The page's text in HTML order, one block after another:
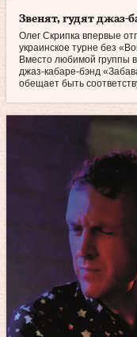
Звенят, гудят джаз-
Олег Скрипка впервые
украинское турне без
Вместо любимой группы
джаз-кабаре-бэнд
обещает быть